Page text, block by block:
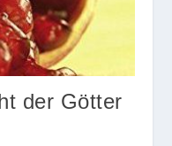
der Götter